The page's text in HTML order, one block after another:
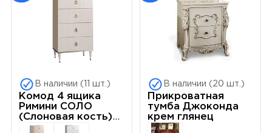
В наличии (11 шт.)
Комод 4 ящика
Римини СОЛО
(Слоновая кость)
РМКМ-6(s)
В наличии (20 шт.)
Прикроватная
тумба Джоконда
крем глянец